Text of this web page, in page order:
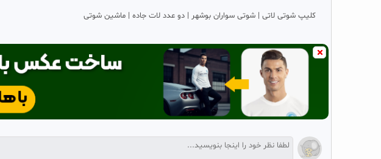
کلیپ شوتی لاتی | شوتی سواران بوشهر | دو عدد لات جاده | ماشین شوتی